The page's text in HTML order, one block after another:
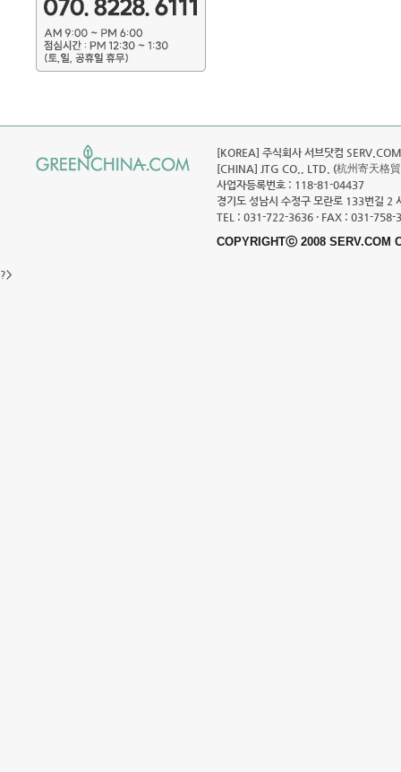
[KOREA] 주식회사 서브닷컴
[CHINA] JTG CO., LTD. (杭州寄天格
사업자등록번호 : 118-81-04437
경기도 성남시 수정구 모란로 133번길 2
TEL : 031-722-3636 · FAX : 031-758-
COPYRIGHTⓒ 2008 SERV.COM
?>